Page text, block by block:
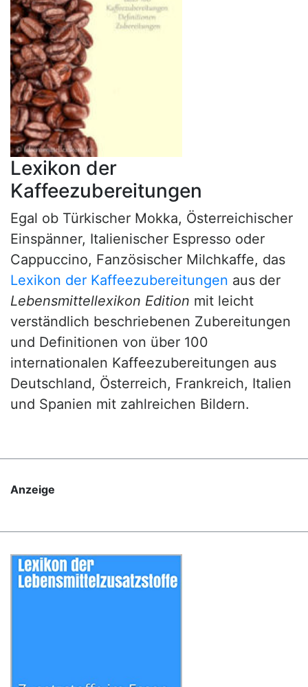
Lexikon der
Kaffeezubereitungen
Egal ob Türkischer Mokka, Österreichischer
Einspänner, Italienischer Espresso oder
Cappuccino, Fanzösischer Milchkaffe, das
Lexikon der Kaffeezubereitungen aus der
Lebensmittellexikon Edition mit leicht
verständlich beschriebenen Zubereitungen
und Definitionen von über 100
internationalen Kaffeezubereitungen aus
Deutschland, Österreich, Frankreich, Italien
und Spanien mit zahlreichen Bildern.
Anzeige